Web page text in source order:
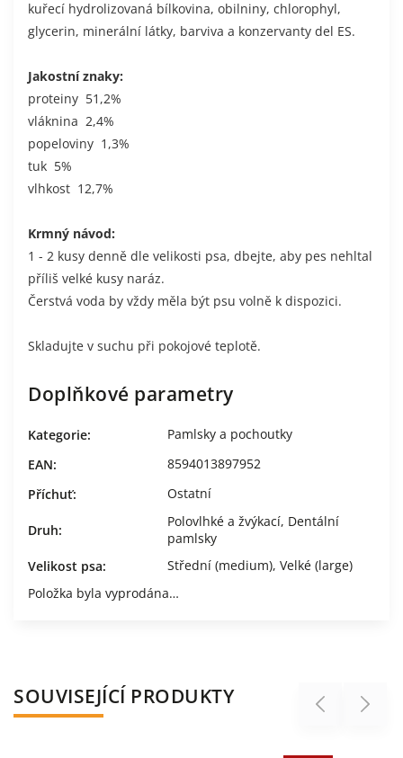
kuřecí hydrolizovaná bílkovina, obilniny, chlorophyl,
glycerin, minerální látky, barviva a konzervanty del ES.
Jakostní znaky:
proteiny 51,2%
vláknina 2,4%
popeloviny 1,3%
tuk 5%
vlhkost 12,7%
Krmný návod:
1 - 2 kusy denně dle velikosti psa, dbejte, aby pes nehltal
příliš velké kusy naráz.
Čerstvá voda by vždy měla být psu volně k dispozici.
Skladujte v suchu při pokojové teplotě.
Doplňkové parametry
Kategorie:
Pamlsky a pochoutky
EAN:
8594013897952
Příchuť: Ostatní
Druh:
Polovlhké a žvýkací, Dentální
pamlsky
Velikost psa: Střední (medium), Velké (large)
Položka byla vyprodána…
SOUVISEJÍCÍ PRODUKTY Previous Next